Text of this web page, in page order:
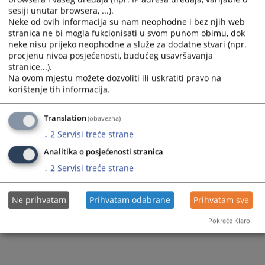
sesiji unutar browsera, ...).
Neke od ovih informacija su nam neophodne i bez njih web
stranica ne bi mogla fukcionisati u svom punom obimu, dok
neke nisu prijeko neophodne a služe za dodatne stvari (npr.
procjenu nivoa posjećenosti, budućeg usavršavanja
stranice...).
Na ovom mjestu možete dozvoliti ili uskratiti pravo na
korištenje tih informacija.
Translation(obavezna)
↓ 2 Servisi treće strane
Analitika o posjećenosti stranica
↓ 2 Servisi treće strane
Ne prihvatam Prihvatam odabrane Prihvatam sve
Pokreće Klaro!